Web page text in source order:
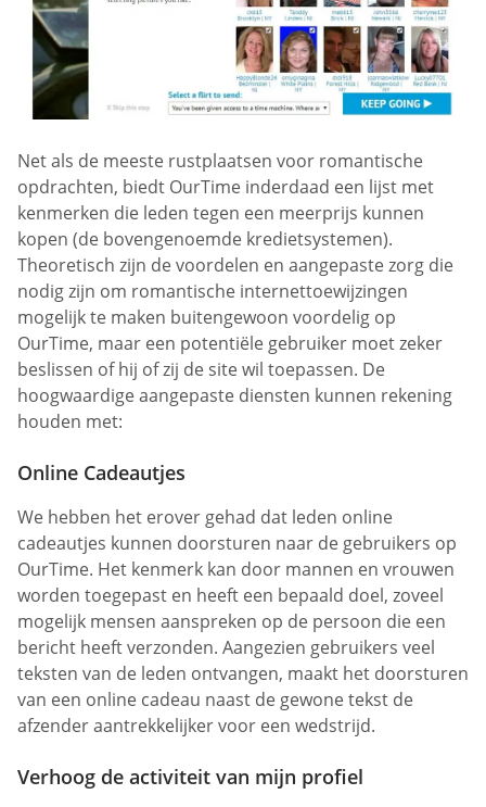
Net als de meeste rustplaatsen voor romantische
opdrachten, biedt OurTime inderdaad een lijst met
kenmerken die leden tegen een meerprijs kunnen
kopen (de bovengenoemde kredietsystemen).
Theoretisch zijn de voordelen en aangepaste zorg die
nodig zijn om romantische internettoewijzingen
mogelijk te maken buitengewoon voordelig op
OurTime, maar een potentiële gebruiker moet zeker
beslissen of hij of zij de site wil toepassen. De
hoogwaardige aangepaste diensten kunnen rekening
houden met:
Online Cadeautjes
We hebben het erover gehad dat leden online
cadeautjes kunnen doorsturen naar de gebruikers op
OurTime. Het kenmerk kan door mannen en vrouwen
worden toegepast en heeft een bepaald doel, zoveel
mogelijk mensen aanspreken op de persoon die een
bericht heeft verzonden. Aangezien gebruikers veel
teksten van de leden ontvangen, maakt het doorsturen
van een online cadeau naast de gewone tekst de
afzender aantrekkelijker voor een wedstrijd.
Verhoog de activiteit van mijn profiel